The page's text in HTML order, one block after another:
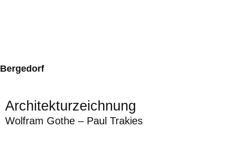
Bergedorf
Architekturzeichnung
Wolfram Gothe – Paul Trakies